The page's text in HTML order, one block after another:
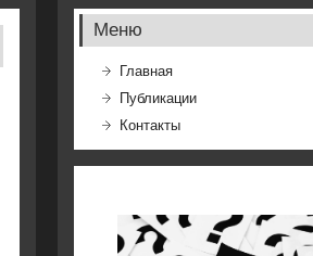
Меню
Главная
Публикации
Контакты